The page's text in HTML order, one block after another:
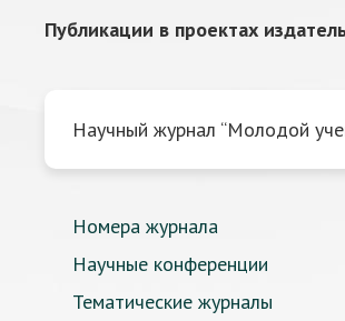
Публикации в проектах
Научный журнал “Молодой
Номера журнала
Научные конференции
Тематические журналы